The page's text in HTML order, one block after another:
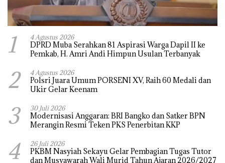
1 4 Agustus 2026
DPRD Muba Serahkan 81 Aspirasi Warga Dapil II ke
Pemkab, H. Amri Andi Himpun Usulan Terbanyak
2 4 Agustus 2026
Polsri Juara Umum PORSENI XV, Raih 60 Medali dan
Ukir Gelar Keenam
3 30 Juli 2026
Modernisasi Anggaran: BRI Bangko dan Satker BPN
Merangin Resmi Teken PKS Penerbitan KKP
4 26 Juli 2026
PKBM Nasyiah Sekayu Gelar Pembagian Tugas Tutor
dan Musyawarah Wali Murid Tahun Ajaran 2026/2027